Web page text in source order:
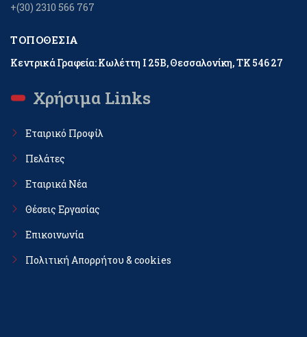
+(30) 2310 566 767
ΤΟΠΟΘΕΣΊΑ
Κεντρικά Γραφεία: Κωλέττη Ι 25Β, Θεσσαλονίκη, ΤΚ 546 27
Χρήσιμα Links
Εταιρικό Προφίλ
Πελάτες
Εταιρικά Νέα
Θέσεις Εργασίας
Επικοινωνία
Πολιτική Απορρήτου & cookies